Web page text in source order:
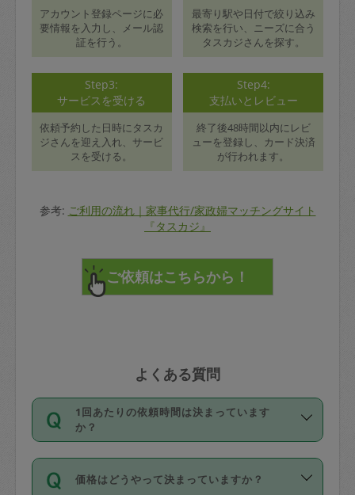
アカウント登録ページに必
要情報を入力し、メール認
証を行う。
最寄り駅や日付で絞り込み
検索を行い、ニーズに合う
タスカジさんを探す。
Step3:
サービスを受ける
依頼予約した日時にタスカ
ジさんを迎え入れ、サービ
スを受ける。
Step4:
支払いとレビュー
終了後48時間以内にレビ
ューを登録し、カード決済
が行われます。
参考: ご利用の流れ｜家事代行/家政婦マッチングサイト
『タスカジ』
よくある質問
1回あたりの依頼時間は決まっています
か？
依頼1回につき3時間固定です。3時間を
超えて依頼したい場合は、延長機能をご
価格はどうやって決まっていますか？